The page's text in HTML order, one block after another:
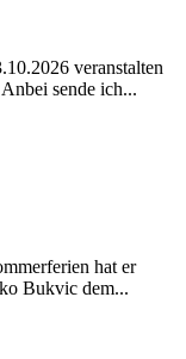
veranstalten
sende ich...
hat er
Bukvic dem...